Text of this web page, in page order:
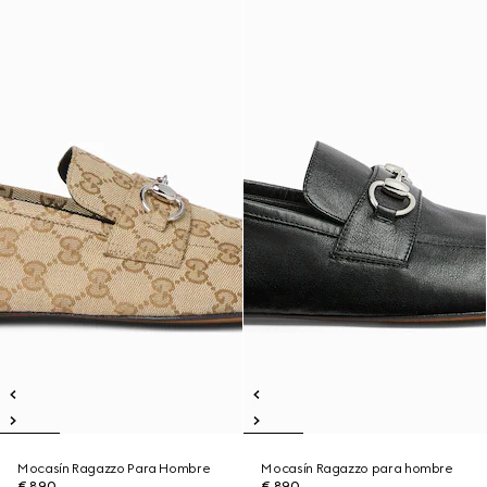
Mocasín Ragazzo Para Hombre
Mocasín Ragazzo para hombre